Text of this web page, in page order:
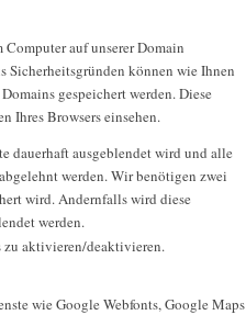
auf unserer Domain
Sicherheitsgründen können wie Ihnen
gespeichert werden. Diese
Ihres Browsers einsehen.
dauerhaft ausgeblendet wird und alle
werden. Wir benötigen zwei
wird. Andernfalls wird diese
werden.
aktivieren/deaktivieren.
wie Google Webfonts, Google Maps